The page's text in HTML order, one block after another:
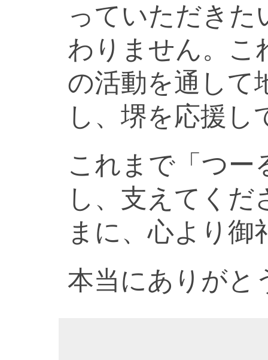
っていただきた
わりません。こ
の活動を通して
し、堺を応援し
これまで「つー
し、支えてく
まに、心より御
本当にありがと